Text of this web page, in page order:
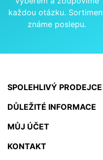
každou otázku.
známe poslepu.
SPOLEHLIVÝ PRODEJCE
DŮLEŽITÉ INFORMACE
MŮJ ÚČET
KONTAKT